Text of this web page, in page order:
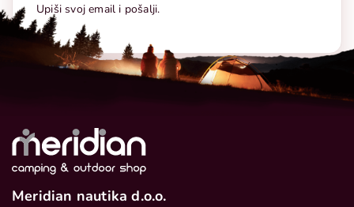
Upiši svoj email i pošalji.
Meridian nautika d.o.o.